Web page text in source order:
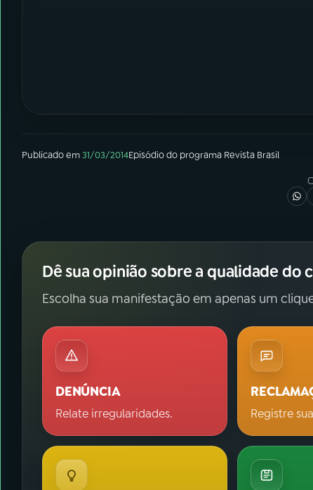
Publicado em31/03/2014Episódiodo programa Revista Brasil
Dê sua opinião sobre a qualidade do
Escolha sua manifestação em apenas um
DENÚNCIA
Relate irregularidades. Registre